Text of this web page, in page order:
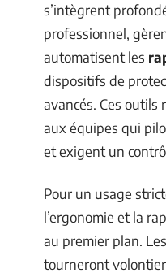
s’intègrent
professionnel,
automatisent les
dispositifs de
avancés. Ces
aux équipes qui
et exigent un
Pour un usage
l’ergonomie et la
au premier plan.
tourneront